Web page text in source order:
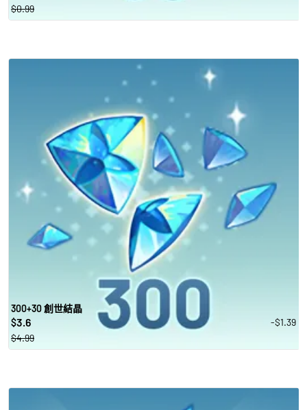
$0.99
300+30 創世結晶
$3.6
-$1.39
$4.99